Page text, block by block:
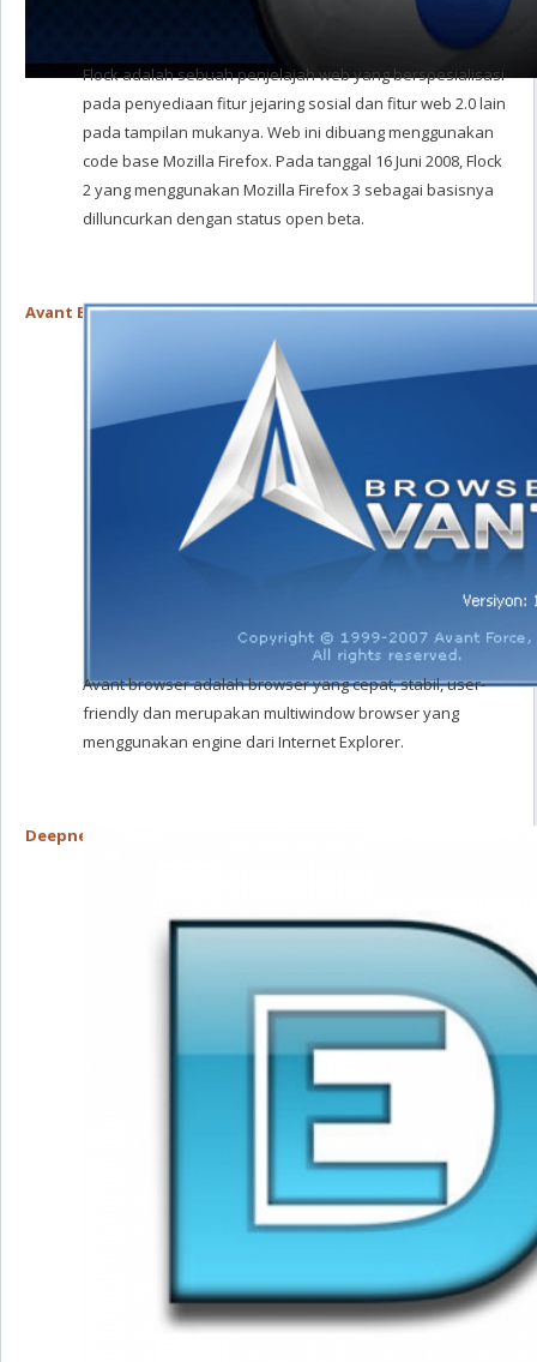
Flock adalah sebuah penjelajah web yang berspesialisasi
pada penyediaan fitur jejaring sosial dan fitur web 2.0 lain
pada tampilan mukanya. Web ini dibuang menggunakan
code base Mozilla Firefox. Pada tanggal 16 Juni 2008, Flock
2 yang menggunakan Mozilla Firefox 3 sebagai basisnya
dilluncurkan dengan status open beta.
Avant Browser
Avant browser adalah browser yang cepat, stabil, user-
friendly dan merupakan multiwindow browser yang
menggunakan engine dari Internet Explorer.
Deepnet Explorer